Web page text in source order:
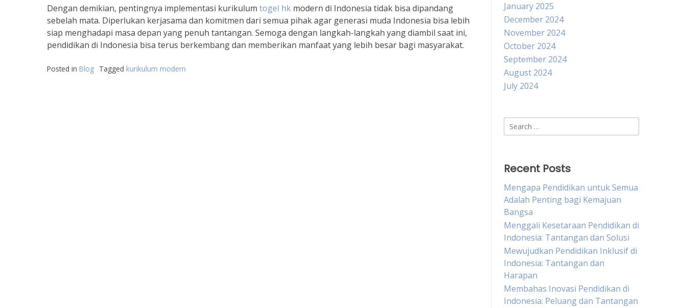
Dengan demikian, pentingnya implementasi kurikulum togel hk modern di Indonesia tidak bisa dipandang
sebelah mata. Diperlukan kerjasama dan komitmen dari semua pihak agar generasi muda Indonesia bisa lebih
siap menghadapi masa depan yang penuh tantangan. Semoga dengan langkah-langkah yang diambil saat ini,
pendidikan di Indonesia bisa terus berkembang dan memberikan manfaat yang lebih besar bagi masyarakat.
Posted in Blog Tagged kurikulum modern
January 2025
December 2024
November 2024
October 2024
September 2024
August 2024
July 2024
Search
for:
Recent Posts
Mengapa Pendidikan untuk Semua
Adalah Penting bagi Kemajuan
Bangsa
Menggali Kesetaraan Pendidikan di
Indonesia: Tantangan dan Solusi
Mewujudkan Pendidikan Inklusif di
Indonesia: Tantangan dan
Harapan
Membahas Inovasi Pendidikan di
Indonesia: Peluang dan Tantangan